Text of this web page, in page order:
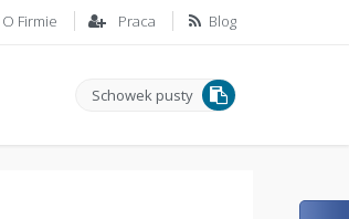
O Firmie Praca Blog
Schowek pusty